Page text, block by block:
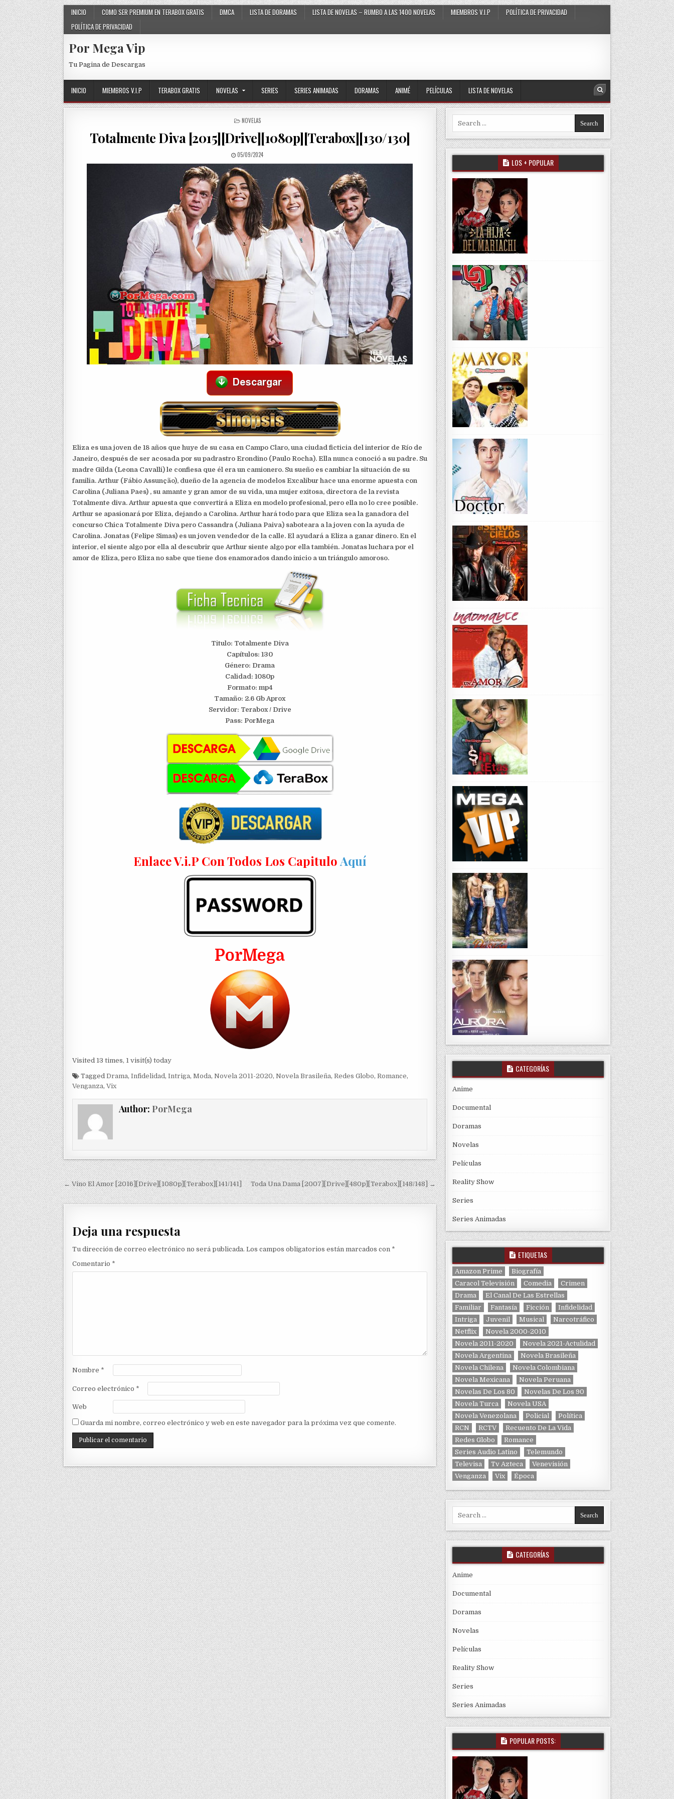
Skip to content INICIO COMO SER PREMIUM EN TERABOX GRATIS DMCA LISTA DE DORAMAS LISTA DE NOVELAS – RUMBO A LAS 1400 NOVELAS MIEMBROS V.I.P
POLÍTICA DE PRIVACIDAD
POLÍTICA DE PRIVACIDAD
Por Mega Vip
Tu Pagina de Descargas
INICIO MIEMBROS V.I.P TERABOX GRATIS NOVELAS SERIES SERIES ANIMADAS DORAMAS ANIMÉ PELÍCULAS LISTA DE NOVELAS Search
POSTED IN
NOVELAS
Totalmente Diva [2015][Drive][1080p][Terabox][130/130]
PUBLISHED DATE:
05/09/2024
Eliza es una joven de 18 años que huye de su casa en Campo Claro, una ciudad ficticia del interior de Río de
Janeiro, después de ser acosada por su padrastro Erondino (Paulo Rocha). Ella nunca conoció a su padre. Su
madre Gilda (Leona Cavalli) le confiesa que él era un camionero. Su sueño es cambiar la situación de su
familia. Arthur (Fábio Assunção), dueño de la agencia de modelos Excalibur hace una enorme apuesta con
Carolina (Juliana Paes) , su amante y gran amor de su vida, una mujer exitosa, directora de la revista
Totalmente diva. Arthur apuesta que convertirá a Eliza en modelo profesional, pero ella no lo cree posible.
Arthur se apasionará por Eliza, dejando a Carolina. Arthur hará todo para que Eliza sea la ganadora del
concurso Chica Totalmente Diva pero Cassandra (Juliana Paiva) saboteara a la joven con la ayuda de
Carolina. Jonatas (Felipe Simas) es un joven vendedor de la calle. El ayudará a Eliza a ganar dinero. En el
interior, el siente algo por ella al descubrir que Arthur siente algo por ella también. Jonatas luchara por el
amor de Eliza, pero Eliza no sabe que tiene dos enamorados dando inicio a un triángulo amoroso.
Titulo: Totalmente Diva
Capítulos: 130
Género: Drama
Calidad: 1080p
Formato: mp4
Tamaño: 2.6 Gb Aprox
Servidor: Terabox / Drive
Pass: PorMega
Enlace V.i.P Con Todos Los Capitulo Aquí
PorMega
Visited 13 times, 1 visit(s) today
Tagged Drama, Infidelidad, Intriga, Moda, Novela 2011-2020, Novela Brasileña, Redes Globo, Romance,
Venganza, Vix
Author: PorMega
Navegación de entradas
← Vino El Amor [2016][Drive][1080p][Terabox][141/141] Toda Una Dama [2007][Drive][480p][Terabox][148/148] →
Deja una respuesta
Tu dirección de correo electrónico no será publicada. Los campos obligatorios están marcados con *
Comentario *
Nombre *
Correo electrónico *
Web
Guarda mi nombre, correo electrónico y web en este navegador para la próxima vez que comente.
Search for:
LOS + POPULAR
CATEGORÍAS
Anime
Documental
Doramas
Novelas
Películas
Reality Show
Series
Series Animadas
ETIQUETAS
Amazon Prime
Biografía
Caracol Televisión
Comedia
Crimen
Drama
El Canal De Las Estrellas
Familiar
Fantasía Ficción
Infidelidad
Intriga
Juvenil Musical
Narcotráfico
Netflix
Novela 2000-2010
Novela 2011-2020
Novela 2021-Actulidad
Novela Argentina
Novela Brasileña
Novela Chilena
Novela Colombiana
Novela Mexicana
Novela Peruana
Novelas De Los 80
Novelas De Los 90
Novela Turca
Novela USA
Novela Venezolana
Policial
Política
RCN
RCTV
Recuento De La Vida
Redes Globo
Romance
Series Audio Latino
Telemundo
Televisa
Tv Azteca
Venevisión
Venganza
Vix Época
Search for:
CATEGORÍAS
Anime
Documental
Doramas
Novelas
Películas
Reality Show
Series
Series Animadas
POPULAR POSTS: